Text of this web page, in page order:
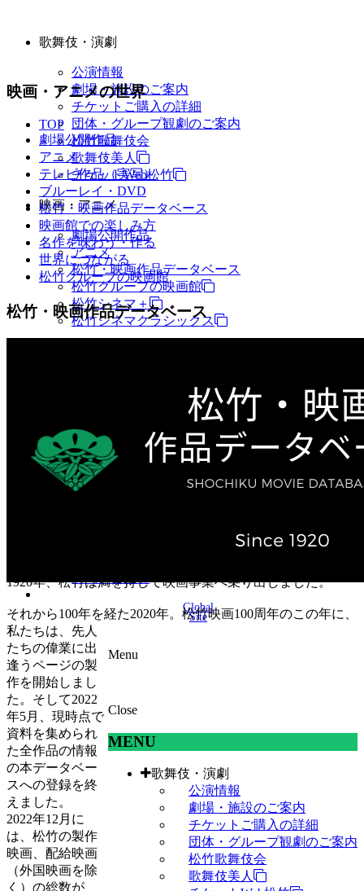
歌舞伎・演劇
公演情報
劇場・施設のご案内
チケットご購入の詳細
団体・グループ観劇のご案内
松竹歌舞伎会
歌舞伎美人
チケットWeb松竹
映画・アニメ
劇場公開作品
アニメ
松竹・映画作品データベース
松竹グループの映画館
松竹シネマ＋
松竹シネマクラシックス
松竹ストア（通販サイト）
ゲーム事業（English）
企業情報
会社案内
Global
Site
Menu
Close
MENU
歌舞伎・演劇
公演情報
劇場・施設のご案内
チケットご購入の詳細
団体・グループ観劇のご案内
松竹歌舞伎会
歌舞伎美人
映画・アニメの世界
TOP
劇場公開作品
アニメ
テレビ作品（実写）
ブルーレイ・DVD
松竹・映画作品データベース
映画館での楽しみ方
名作を味わう・作る
世界につながる
松竹グループの映画館
松竹・映画作品データベース
1920年、松竹は満を持して映画事業へ乗り出しました。
それから100年を経た2020年。松竹映画100周年のこの年に、
私たちは、先人
たちの偉業に出
逢うページの製
作を開始しまし
た。そして2022
年5月、現時点で
資料を集められ
た全作品の情報
の本データベー
スへの登録を終
えました。
2022年12月に
は、松竹の製作
映画、配給映画
（外国映画を除
く）の総数が